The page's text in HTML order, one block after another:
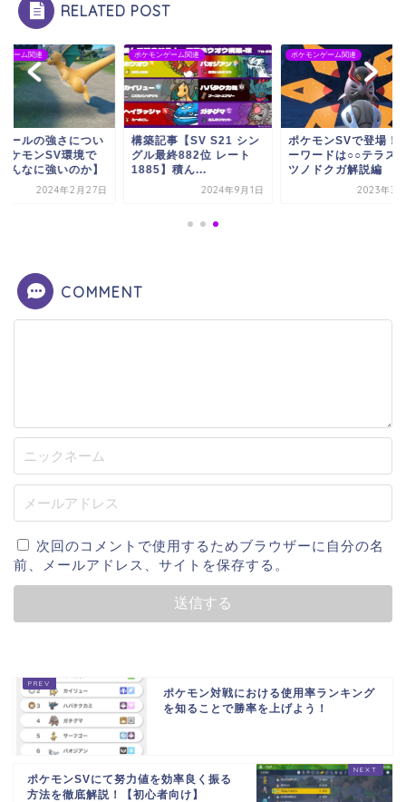
RELATED POST
ンゲーム関連
記事【SV S21 シン
最終882位 レート
】積ん...
2024年9月1日
ポケモンゲーム関連
ポケモンSVで登場！キ
ーワードは○○テラス？テ
ツノドクガ解説編
2023年3月6日
ポケモンゲーム関連
アンコールの強さに
て【ポケモンSV環
なぜこんなに強いの
2024年2
COMMENT
次回のコメントで使用するためブラウザーに自分の名
前、メールアドレス、サイトを保存する。
ポケモン対戦における使用率ランキング
を知ることで勝率を上げよう！
ポケモンSVにて努力値を効率良く振る
方法を徹底解説！【初心者向け】